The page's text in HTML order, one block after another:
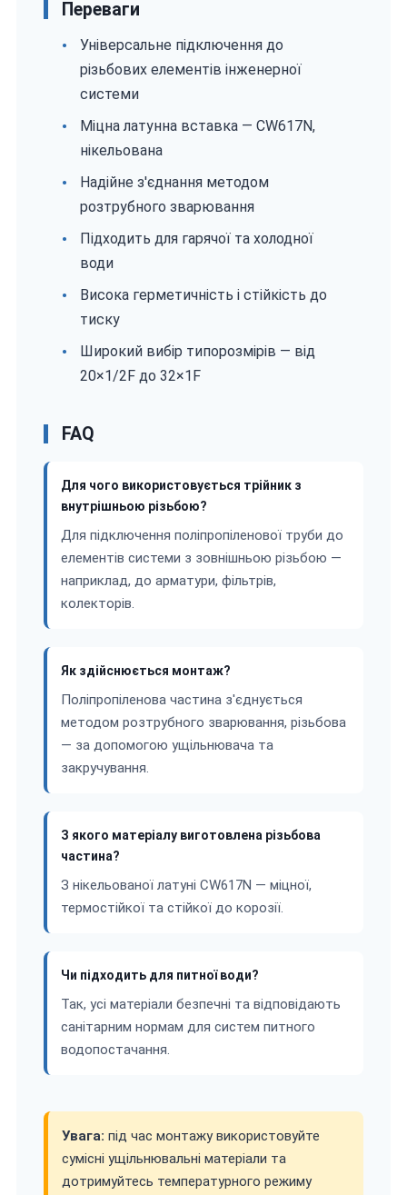
Переваги
Універсальне підключення до
різьбових елементів інженерної
системи
Міцна латунна вставка — CW617N,
нікельована
Надійне з'єднання методом
розтрубного зварювання
Підходить для гарячої та холодної
води
Висока герметичність і стійкість до
тиску
Широкий вибір типорозмірів — від
20×1/2F до 32×1F
FAQ
Для чого використовується трійник з
внутрішньою різьбою?
Для підключення поліпропіленової труби до
елементів системи з зовнішньою різьбою —
наприклад, до арматури, фільтрів,
колекторів.
Як здійснюється монтаж?
Поліпропіленова частина з'єднується
методом розтрубного зварювання, різьбова
— за допомогою ущільнювача та
закручування.
З якого матеріалу виготовлена різьбова
частина?
З нікельованої латуні CW617N — міцної,
термостійкої та стійкої до корозії.
Чи підходить для питної води?
Так, усі матеріали безпечні та відповідають
санітарним нормам для систем питного
водопостачання.
Увага: під час монтажу використовуйте
сумісні ущільнювальні матеріали та
дотримуйтесь температурного режиму